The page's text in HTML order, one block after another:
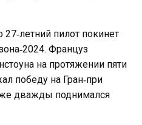
27‑летний пилот покинет
Француз
на протяжении пяти
победу на Гран‑при
дважды поднимался